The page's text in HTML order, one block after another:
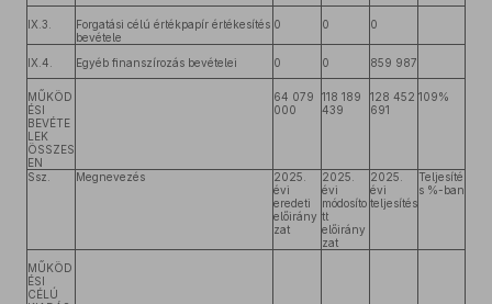
IX.3.
Forgatási célú értékpapír értékesítés
bevétele
0 0 0
IX.4. Egyéb finanszírozás bevételei 0 0 859 987
MŰKÖD
ÉSI
BEVÉTE
LEK
ÖSSZES
EN
64 079
000
118 189
439
128 452
691
109%
Ssz. Megnevezés
2025.
évi
eredeti
előirány
zat
2025.
évi
módosíto
tt
előirány
zat
2025.
évi
teljesítés
Teljesíté
s %-ban
MŰKÖD
ÉSI
CÉLÚ